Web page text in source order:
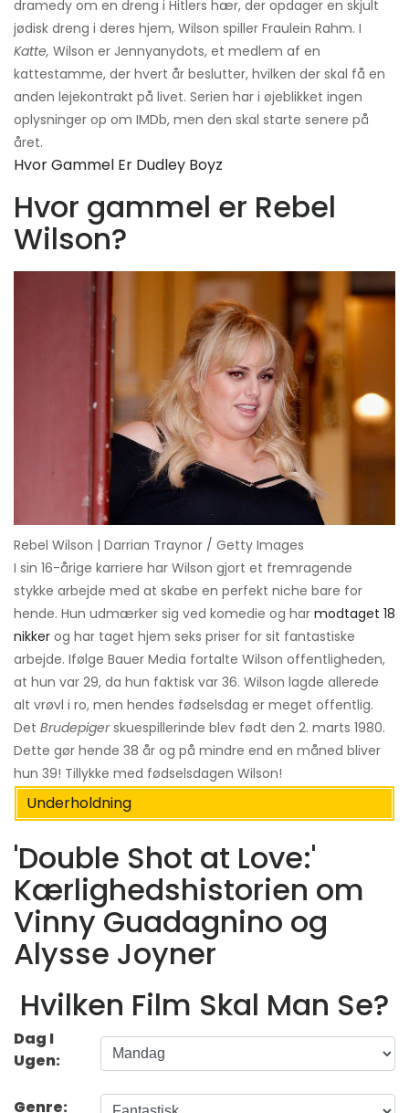
dramedy om en dreng i Hitlers hær, der opdager en skjult
jødisk dreng i deres hjem, Wilson spiller Fraulein Rahm. I
Katte, Wilson er Jennyanydots, et medlem af en
kattestamme, der hvert år beslutter, hvilken der skal få en
anden lejekontrakt på livet. Serien har i øjeblikket ingen
oplysninger op om IMDb, men den skal starte senere på
året.
Hvor Gammel Er Dudley Boyz
Hvor gammel er Rebel
Wilson?
Rebel Wilson | Darrian Traynor / Getty Images
I sin 16-årige karriere har Wilson gjort et fremragende
stykke arbejde med at skabe en perfekt niche bare for
hende. Hun udmærker sig ved komedie og har modtaget 18
nikker og har taget hjem seks priser for sit fantastiske
arbejde. Ifølge Bauer Media fortalte Wilson offentligheden,
at hun var 29, da hun faktisk var 36. Wilson lagde allerede
alt vrøvl i ro, men hendes fødselsdag er meget offentlig.
Det Brudepigerskuespillerinde blev født den 2. marts 1980.
Dette gør hende 38 år og på mindre end en måned bliver
hun 39! Tillykke med fødselsdagen Wilson!
Underholdning
'Double Shot at Love:'
Kærlighedshistorien om
Vinny Guadagnino og
Alysse Joyner
Hvilken Film Skal Man Se?
Dag I
Ugen:
Genre: